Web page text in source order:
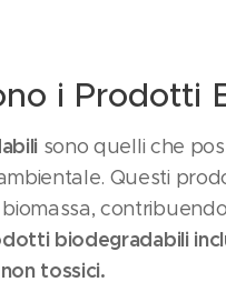
i Prodotti
sono quelli che
Questi
biodegradabili
tossici.